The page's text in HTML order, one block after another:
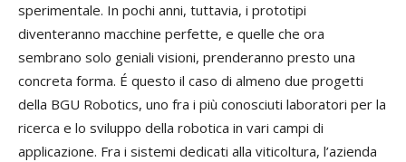
sperimentale. In pochi anni, tuttavia, i prototipi
diventeranno macchine perfette, e quelle che ora
sembrano solo geniali visioni, prenderanno presto una
concreta forma. É questo il caso di almeno due progetti
della BGU Robotics, uno fra i più conosciuti laboratori per la
ricerca e lo sviluppo della robotica in vari campi di
applicazione. Fra i sistemi dedicati alla viticoltura, l’azienda